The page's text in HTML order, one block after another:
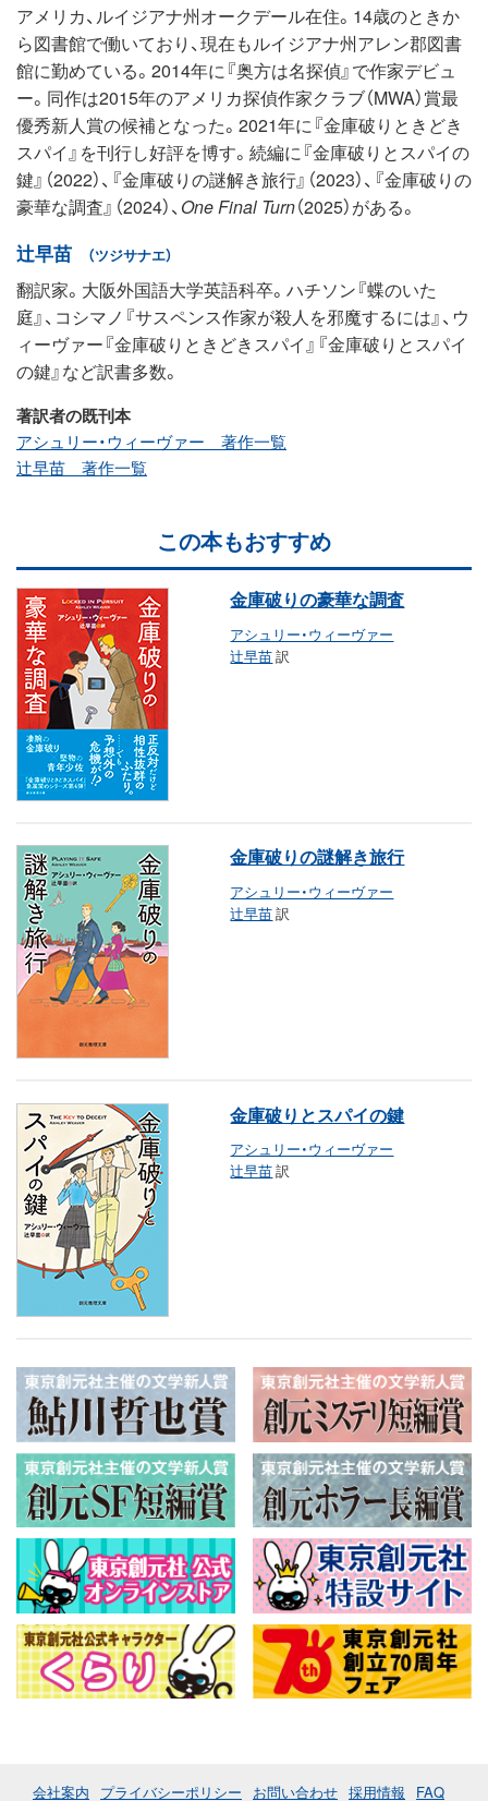
アメリカ、ルイジアナ州オークデール在住。14歳のときか
ら図書館で働いており、現在もルイジアナ州アレン郡図書
館に勤めている。2014年に『奥方は名探偵』で作家デビュ
ー。同作は2015年のアメリカ探偵作家クラブ（MWA）賞最
優秀新人賞の候補となった。2021年に『金庫破りときどき
スパイ』を刊行し好評を博す。続編に『金庫破りとスパイの
鍵』（2022）、『金庫破りの謎解き旅行』（2023）、『金庫破りの
豪華な調査』（2024）、 One Final Turn（2025）がある。
辻早苗 （ツジサナエ）
翻訳家。大阪外国語大学英語科卒。ハチソン『蝶のいた
庭』、コシマノ『サスペンス作家が殺人を邪魔するには』、ウ
ィーヴァー『金庫破りときどきスパイ』『金庫破りとスパイ
の鍵』など訳書多数。
著訳者の既刊本
アシュリー・ウィーヴァー 著作一覧
辻早苗 著作一覧
この本もおすすめ
金庫破りの豪華な調査
アシュリー・ウィーヴァー
辻早苗訳
金庫破りの謎解き旅行
アシュリー・ウィーヴァー
辻早苗訳
金庫破りとスパイの鍵
アシュリー・ウィーヴァー
辻早苗訳
会社案内 プライバシーポリシー お問い合わせ 採用情報 FAQ